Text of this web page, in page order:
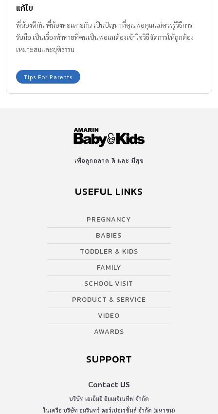
แก้ไข
พี่น้องตีกัน พี่น้องทะเลาะกัน เป็นปัญหาที่คุณพ่อคุณแม่ควรรู้วิธีการ
รับมือ เป็นเรื่องท้าทายที่คนเป็นพ่อแม่ต้องเข้าใจวิธีจัดการให้ถูกต้อง
เหมาะสมและยุติธรรม
Tips For Parents
เพื่อลูกฉลาด ดี และ มีสุข
USEFUL LINKS
PREGNANCY
BABIES
TODDLER & KIDS
FAMILY
SCHOOL VISIT
PRODUCT & SERVICE
VIDEO
AWARDS
SUPPORT
Contact US
บริษัท เอเอ็มอี อิมเมจิเนทีฟ จำกัด
ในเครือ บริษัท อมรินทร์ คอร์เปอเรชั่นส์ จำกัด (มหาชน)